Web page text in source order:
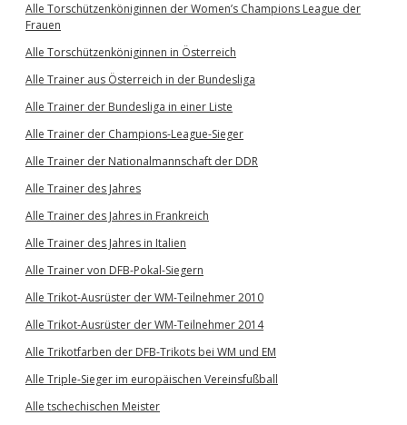
Alle Torschützenköniginnen der Women’s Champions League der
Frauen
Alle Torschützenköniginnen in Österreich
Alle Trainer aus Österreich in der Bundesliga
Alle Trainer der Bundesliga in einer Liste
Alle Trainer der Champions-League-Sieger
Alle Trainer der Nationalmannschaft der DDR
Alle Trainer des Jahres
Alle Trainer des Jahres in Frankreich
Alle Trainer des Jahres in Italien
Alle Trainer von DFB-Pokal-Siegern
Alle Trikot-Ausrüster der WM-Teilnehmer 2010
Alle Trikot-Ausrüster der WM-Teilnehmer 2014
Alle Trikotfarben der DFB-Trikots bei WM und EM
Alle Triple-Sieger im europäischen Vereinsfußball
Alle tschechischen Meister